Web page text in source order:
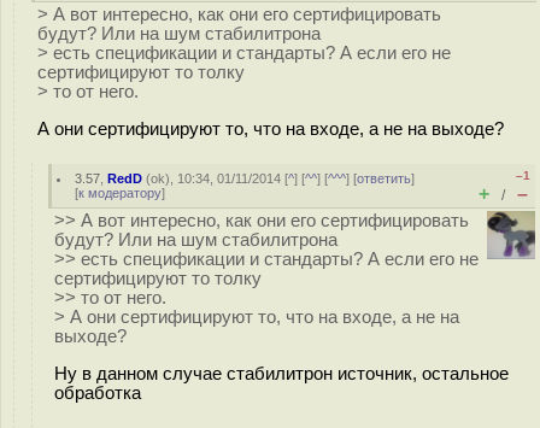
> А вот интересно, как они его сертифицировать
будут? Или на шум стабилитрона
> есть спецификации и стандарты? А если его не
сертифицируют то толку
> то от него.
А они сертифицируют то, что на входе, а не на выходе?
3.57 ,RedD (ok), 10:34, 01/11/2014 [^] [^^] [^^^] [ответить]
[к модератору]
–1
+ / –
>> А вот интересно, как они его сертифицировать
будут? Или на шум стабилитрона
>> есть спецификации и стандарты? А если его не
сертифицируют то толку
>> то от него.
> А они сертифицируют то, что на входе, а не на
выходе?
Ну в данном случае стабилитрон источник, остальное
обработка